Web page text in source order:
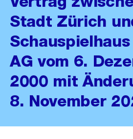
Stadt Zürich
AG vom 6.
2000 mit
8. November